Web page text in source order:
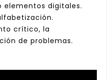
elementos digitales.
crítico, la
de problemas.